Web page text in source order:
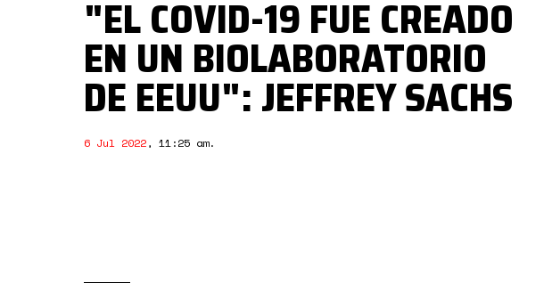
"EL COVID-19 FUE CREADO
EN UN BIOLABORATORIO
DE EEUU": JEFFREY SACHS
6 Jul 2022, 11:25 am.